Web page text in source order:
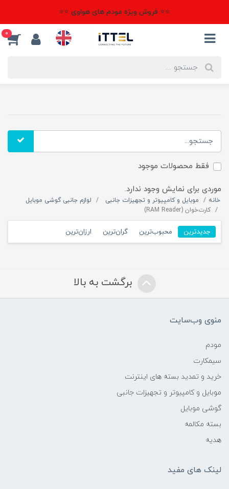
⭐⭐ فروش ویژه مودم های هواوی ⭐⭐
0
فقط محصولات موجود
موردی برای نمایش وجود ندارد.
خانه موبایل و کامپیوتر و تجهیزات جانبی
لوازم جانبی گوشی موبایل
کارت‌خوان (RAM Reader)
جدیدترین محبوب‌ترین گران‌ترین ارزان‌ترین
برگشت به بالا
منوی وب‌سایت
مودم
سیمکارت
خرید و تمدید بسته های اینترنت
موبایل و کامپیوتر و تجهیزات جانبی
گوشی موبایل
بسته مکالمه
هدیه
لینک های مفید